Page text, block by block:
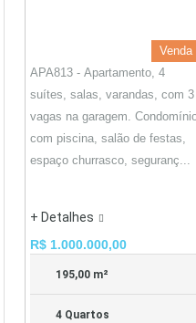
Venda
APA813 - Apartamento, 4
suítes, salas, varandas, com 3
vagas na garagem.
com piscina, salão de festas,
espaço churrasco, seguranç...
+ Detalhes
R$ 1.000.000,00
195,00 m²
4 Quartos